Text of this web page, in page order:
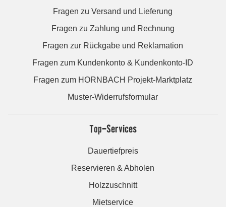
Fragen zu Versand und Lieferung
Fragen zu Zahlung und Rechnung
Fragen zur Rückgabe und Reklamation
Fragen zum Kundenkonto & Kundenkonto-ID
Fragen zum HORNBACH Projekt-Marktplatz
Muster-Widerrufsformular
Top-Services
Dauertiefpreis
Reservieren & Abholen
Holzzuschnitt
Mietservice